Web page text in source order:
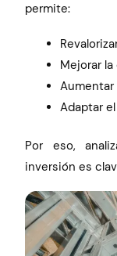
permite:
Mejorar
Adaptar
Por eso,
inversión es